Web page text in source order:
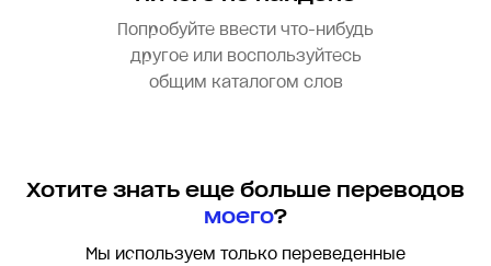
Попробуйте ввести что-нибудь
другое или воспользуйтесь
общим каталогом слов
Хотите знать еще больше переводов
моего?
Мы используем только переведенные